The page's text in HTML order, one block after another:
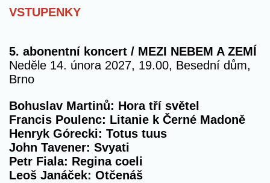
VSTUPENKY
5. abonentní koncert / MEZI NEBEM A ZEMÍ
Neděle 14. února 2027, 19.00, Besední dům,
Brno
Bohuslav Martinů: Hora tří světel
Francis Poulenc: Litanie k Černé Madoně
Henryk Górecki: Totus tuus
John Tavener: Svyati
Petr Fiala: Regina coeli
Leoš Janáček: Otčenáš